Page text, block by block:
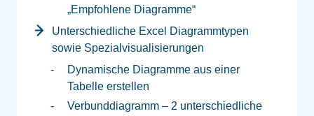
„Empfohlene Diagramme“
Unterschiedliche Excel Diagrammtypen
sowie Spezialvisualisierungen
Dynamische Diagramme aus einer
Tabelle erstellen
Verbunddiagramm – 2 unterschiedliche